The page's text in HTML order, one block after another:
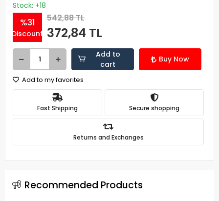
Stock: +18
%31
Discount
542,88 TL
372,84 TL
Add to
cart
Buy Now
Add to my favorites
Fast Shipping Secure shopping
Returns and Exchanges
Recommended Products